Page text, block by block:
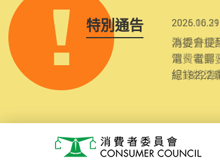
特別通告 2025.10.31
為提升使
消費者需
紀錄將清
消費者委員會